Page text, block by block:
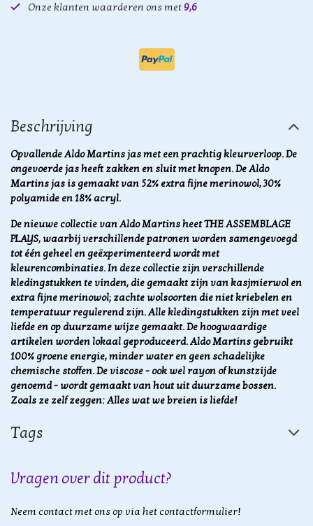
Onze klanten waarderen ons met 9,6
Beschrijving
Opvallende Aldo Martins jas met een prachtig kleurverloop. De
ongevoerde jas heeft zakken en sluit met knopen. De Aldo
Martins jas is gemaakt van 52% extra fijne merinowol, 30%
polyamide en 18% acryl.
De nieuwe collectie van Aldo Martins heet THE ASSEMBLAGE
PLAYS, waarbij verschillende patronen worden samengevoegd
tot één geheel en geëxperimenteerd wordt met
kleurencombinaties. In deze collectie zijn verschillende
kledingstukken te vinden, die gemaakt zijn van kasjmierwol en
extra fijne merinowol; zachte wolsoorten die niet kriebelen en
temperatuur regulerend zijn. Alle kledingstukken zijnmet veel
liefde en op duurzame wijze gemaakt.De hoogwaardige
artikelen worden lokaal geproduceerd. Aldo Martins gebruikt
100% groene energie, minder water en geen schadelijke
chemische stoffen.De viscose - ook wel rayon of kunstzijde
genoemd - wordt gemaakt van hout uit duurzame bossen.
Zoals ze zelf zeggen: Alles wat we breien is liefde!
Tags
Vragen over dit product?
Neem contact met ons op via het contactformulier!